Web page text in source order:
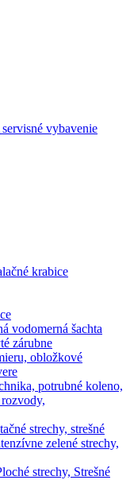
vybavenie
krabice
vodomerná šachta
zárubne
obložkové
potrubné koleno,
strechy, strešné
zelené strechy,
strechy, Strešné